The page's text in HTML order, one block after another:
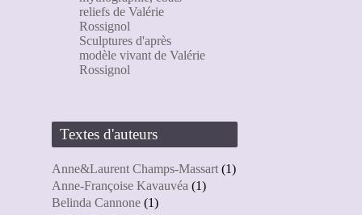
reliefs de Valérie
Rossignol
Sculptures d'après
modèle vivant de Valérie
Rossignol
Textes d'auteurs
Anne&Laurent Champs-Massart(1)
Anne-Françoise Kavauvéa (1)
Belinda Cannone (1)